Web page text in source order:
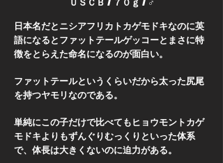
日本名だとニシアフリカトカゲモドキなのに英
語になるとファットテールゲッコーとまさに特
徴をとらえた命名になるのが面白い。
ファットテールというくらいだから太った尻尾
を持つヤモリなのである。
単純にこの子だけで比べてもヒョウモントカゲ
モドキよりもずんぐりむっくりといった体系
で、体長は大きくないのに迫力がある。